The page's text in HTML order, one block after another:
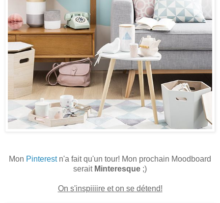
Mon Pinterest n'a fait qu'un tour! Mon prochain Moodboard
serait Minteresque ;)
On s'inspiiiire et on se détend!